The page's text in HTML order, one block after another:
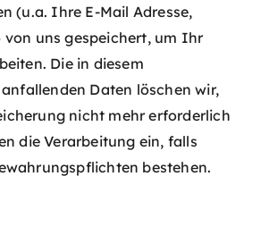
(u.a. Ihre E-Mail Adresse,
uns gespeichert, um Ihr
Die in diesem
Daten löschen wir,
nicht mehr erforderlich
die Verarbeitung ein, falls
bestehen.